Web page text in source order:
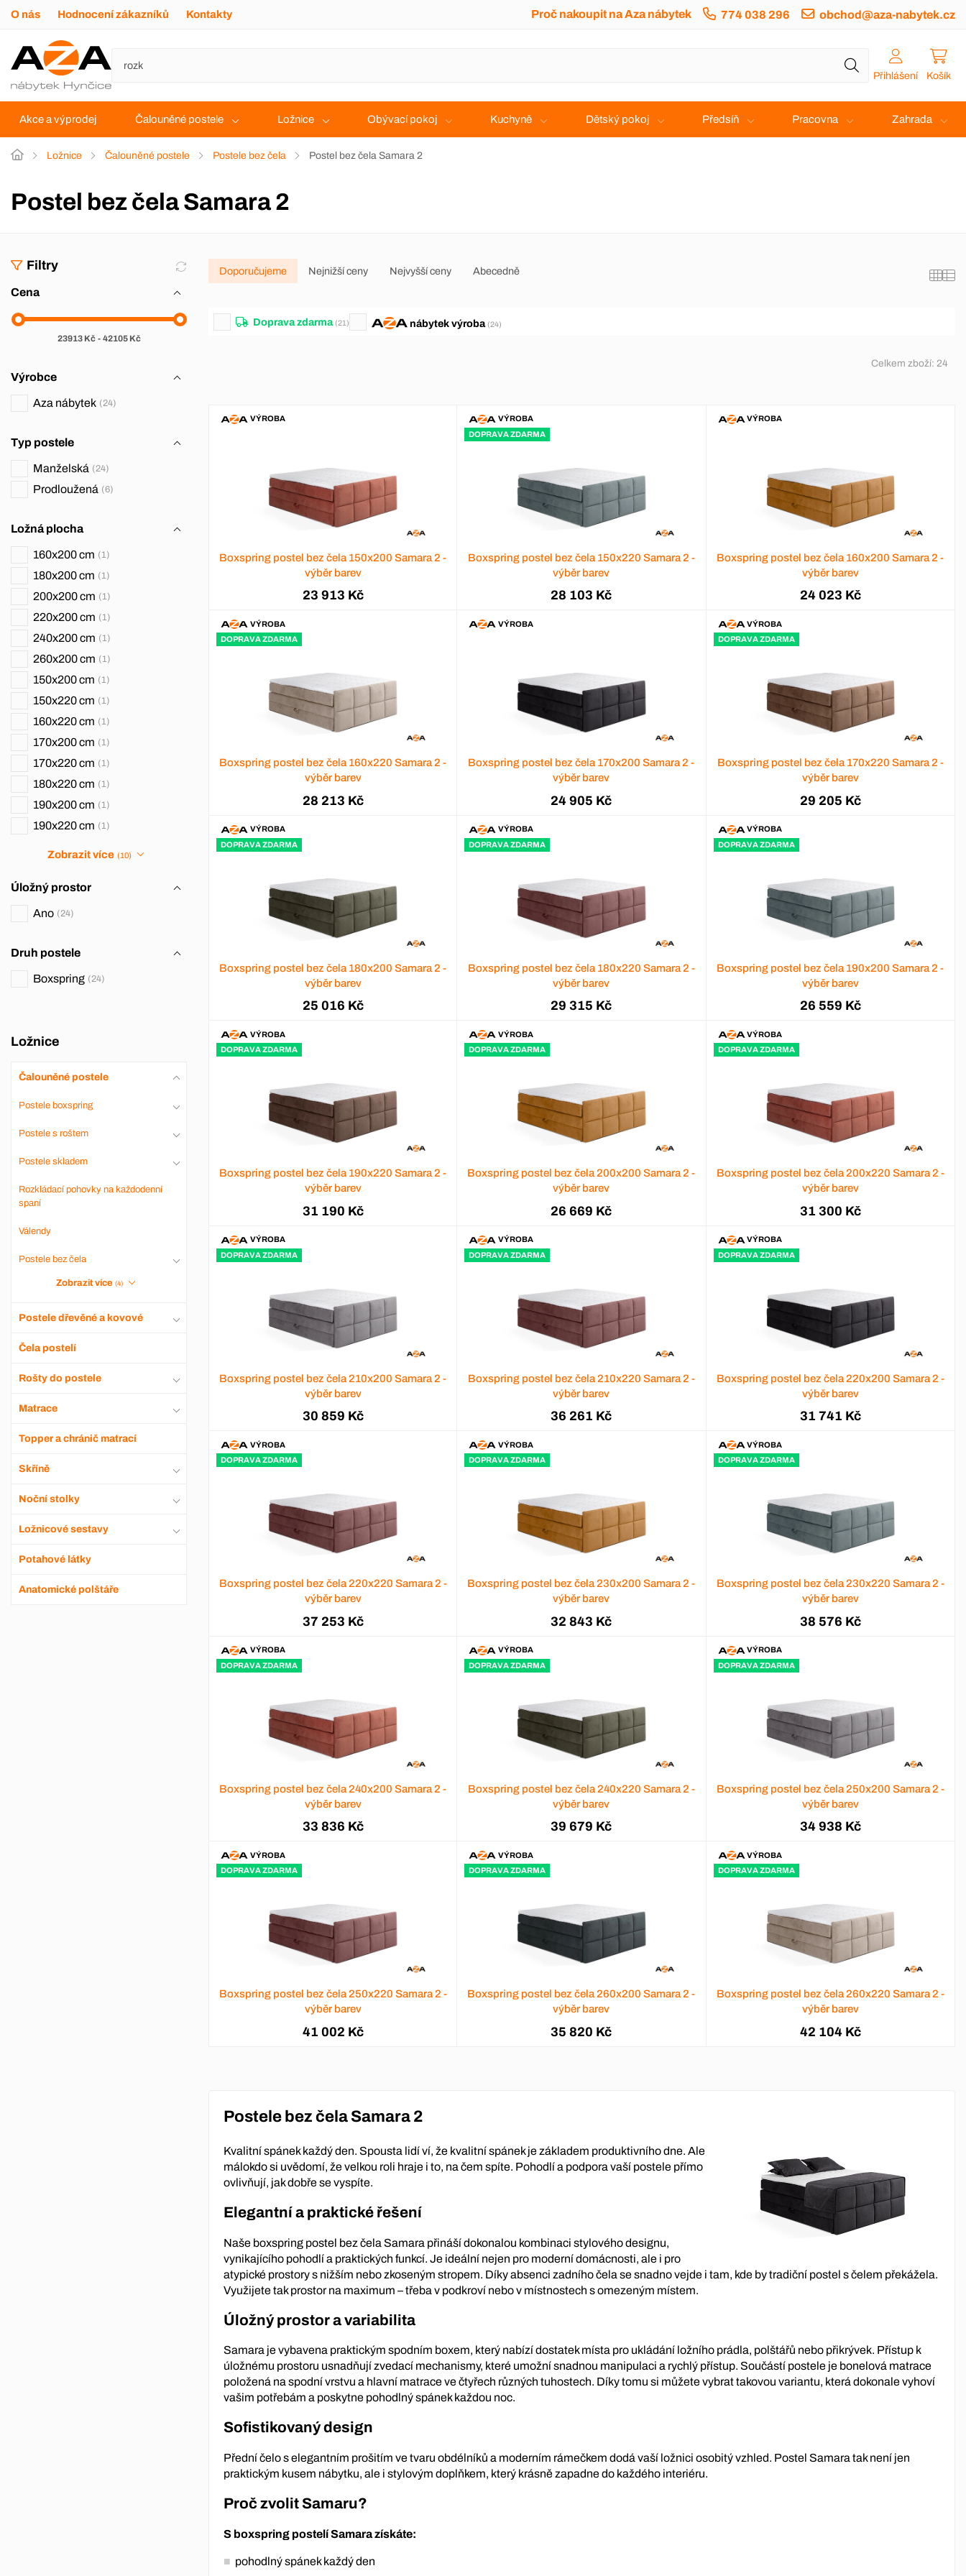
O nás Hodnocení zákazníků Kontakty Proč nakoupit na Aza nábytek 774 038 296 obchod@aza-nabytek.cz
Přihlášení Košík
Akce a výprodej Čalouněné postele Ložnice Obývací pokoj Kuchyně Dětský pokoj Předsíň Pracovna Zahrada
Ložnice Čalouněné postele Postele bez čela Postel bez čela Samara 2
Postel bez čela Samara 2
Filtry
Cena
23913Kč - 42105Kč
Výrobce
Aza nábytek 24
Typ postele
Manželská 24
Prodloužená 6
Ložná plocha
160x200 cm 1
180x200 cm 1
200x200 cm 1
220x200 cm 1
240x200 cm 1
260x200 cm 1
150x200 cm 1
150x220 cm 1
160x220 cm 1
170x200 cm 1
170x220 cm 1
180x220 cm 1
190x200 cm 1
190x220 cm 1
Zobrazit více (10)
Úložný prostor
Ano 24
Druh postele
Boxspring 24
Ložnice
Čalouněné postele
Postele boxspring
Postele s roštem
Postele skladem
Rozkládací pohovky na každodenní
spaní
Válendy
Postele bez čela
Zobrazit více (4)
Postele dřevěné a kovové
Čela postelí
Rošty do postele
Matrace
Topper a chránič matrací
Skříně
Noční stolky
Ložnicové sestavy
Potahové látky
Anatomické polštáře
Doporučujeme Nejnižší ceny Nejvyšší ceny Abecedně
Doprava zdarma (21) nábytekvýroba (24)
Celkem zboží: 24
VÝROBA
Boxspring postel bez čela 150x200 Samara 2 -
výběr barev
23 913 Kč
VÝROBA
DOPRAVA ZDARMA
Boxspring postel bez čela 150x220 Samara 2 -
výběr barev
28 103 Kč
VÝROBA
Boxspring postel bez čela 160x200 Samara 2 -
výběr barev
24 023 Kč
VÝROBA
DOPRAVA ZDARMA
Boxspring postel bez čela 160x220 Samara 2 -
výběr barev
28 213 Kč
VÝROBA
Boxspring postel bez čela 170x200 Samara 2 -
výběr barev
24 905 Kč
VÝROBA
DOPRAVA ZDARMA
Boxspring postel bez čela 170x220 Samara 2 -
výběr barev
29 205 Kč
VÝROBA
DOPRAVA ZDARMA
Boxspring postel bez čela 180x200 Samara 2 -
výběr barev
25 016 Kč
VÝROBA
DOPRAVA ZDARMA
Boxspring postel bez čela 180x220 Samara 2 -
výběr barev
29 315 Kč
VÝROBA
DOPRAVA ZDARMA
Boxspring postel bez čela 190x200 Samara 2 -
výběr barev
26 559 Kč
VÝROBA
DOPRAVA ZDARMA
Boxspring postel bez čela 190x220 Samara 2 -
výběr barev
31 190 Kč
VÝROBA
DOPRAVA ZDARMA
Boxspring postel bez čela 200x200 Samara 2 -
výběr barev
26 669 Kč
VÝROBA
DOPRAVA ZDARMA
Boxspring postel bez čela 200x220 Samara 2 -
výběr barev
31 300 Kč
VÝROBA
DOPRAVA ZDARMA
Boxspring postel bez čela 210x200 Samara 2 -
výběr barev
30 859 Kč
VÝROBA
DOPRAVA ZDARMA
Boxspring postel bez čela 210x220 Samara 2 -
výběr barev
36 261 Kč
VÝROBA
DOPRAVA ZDARMA
Boxspring postel bez čela 220x200 Samara 2 -
výběr barev
31 741 Kč
VÝROBA
DOPRAVA ZDARMA
Boxspring postel bez čela 220x220 Samara 2 -
výběr barev
37 253 Kč
VÝROBA
DOPRAVA ZDARMA
Boxspring postel bez čela 230x200 Samara 2 -
výběr barev
32 843 Kč
VÝROBA
DOPRAVA ZDARMA
Boxspring postel bez čela 230x220 Samara 2 -
výběr barev
38 576 Kč
VÝROBA
DOPRAVA ZDARMA
Boxspring postel bez čela 240x200 Samara 2 -
výběr barev
33 836 Kč
VÝROBA
DOPRAVA ZDARMA
Boxspring postel bez čela 240x220 Samara 2 -
výběr barev
39 679 Kč
VÝROBA
DOPRAVA ZDARMA
Boxspring postel bez čela 250x200 Samara 2 -
výběr barev
34 938 Kč
VÝROBA
DOPRAVA ZDARMA
Boxspring postel bez čela 250x220 Samara 2 -
výběr barev
41 002 Kč
VÝROBA
DOPRAVA ZDARMA
Boxspring postel bez čela 260x200 Samara 2 -
výběr barev
35 820 Kč
VÝROBA
DOPRAVA ZDARMA
Boxspring postel bez čela 260x220 Samara 2 -
výběr barev
42 104 Kč
Postele bez čela Samara 2
Kvalitní spánek každý den. Spousta lidí ví, že kvalitní spánek je základem produktivního dne. Ale
málokdo si uvědomí, že velkou roli hraje i to, na čem spíte. Pohodlí a podpora vaší postele přímo
ovlivňují, jak dobře se vyspíte.
Elegantní a praktické řešení
Naše boxspring postel bez čela Samara přináší dokonalou kombinaci stylového designu,
vynikajícího pohodlí a praktických funkcí. Je ideální nejen pro moderní domácnosti, ale i pro
atypické prostory s nižším nebo zkoseným stropem. Díky absenci zadního čela se snadno vejde i tam, kde by tradiční postel s čelem překážela.
Využijete tak prostor na maximum – třeba v podkroví nebo v místnostech s omezeným místem.
Úložný prostor a variabilita
Samara je vybavena praktickým spodním boxem, který nabízí dostatek místa pro ukládání ložního prádla, polštářů nebo přikrývek. Přístup k
úložnému prostoru usnadňují zvedací mechanismy, které umožní snadnou manipulaci a rychlý přístup. Součástí postele je bonelová matrace
položená na spodní vrstvu a hlavní matrace ve čtyřech různých tuhostech. Díky tomu si můžete vybrat takovou variantu, která dokonale vyhoví
vašim potřebám a poskytne pohodlný spánek každou noc.
Sofistikovaný design
Přední čelo s elegantním prošitím ve tvaru obdélníků a moderním rámečkem dodá vaší ložnici osobitý vzhled. Postel Samara tak není jen
praktickým kusem nábytku, ale i stylovým doplňkem, který krásně zapadne do každého interiéru.
Proč zvolit Samaru?
S boxspring postelí Samara získáte:
pohodlný spánek každý den